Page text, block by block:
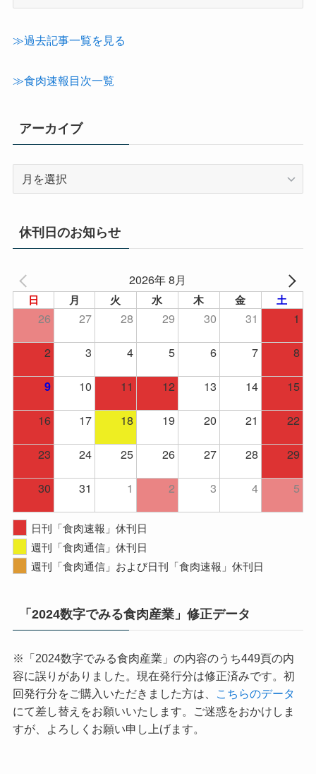
テ
≫過去記事一覧を見る
≫食肉速報目次一覧
アーカイブ
イ
ブ
休刊日のお知らせ
2026年 8月
日 月 火 水 木 金 土
26 27 28 29 30 31
1
2
3 4 5 6 7 8
9 10 11 12 13 14
15
16
17 18 19 20 21
22
23
24 25 26 27 28
29
30
31 1 2 3 4 5
日刊「食肉速報」休刊日
週刊「食肉通信」休刊日
週刊「食肉通信」および日刊「食肉速報」休刊日
「2024数字でみる食肉産業」修正データ
※「2024数字でみる食肉産業」の内容のうち449頁の内
容に誤りがありました。現在発行分は修正済みです。初
回発行分をご購入いただきました方は、
こちらのデータ
にて差し替えをお願いいたします。ご迷惑をおかけしま
すが、よろしくお願い申し上げます。